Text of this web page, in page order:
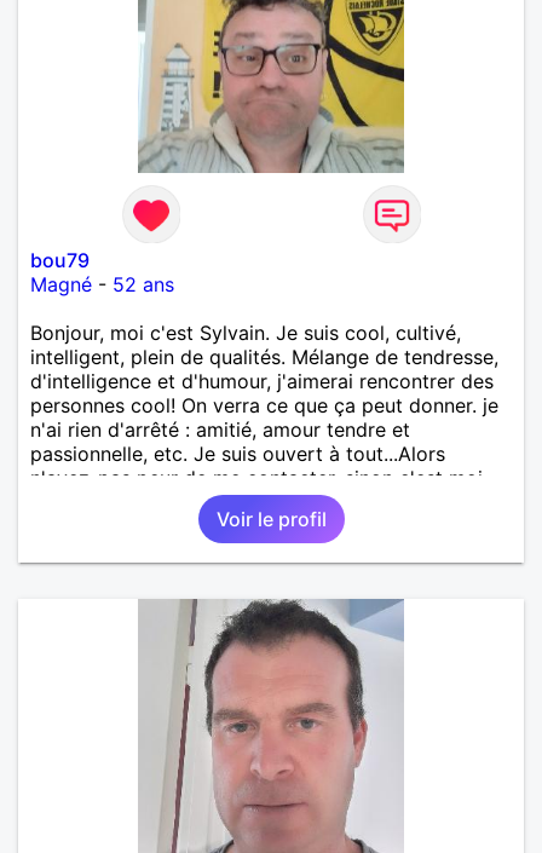
bou79
Magné - 52 ans
Bonjour, moi c'est Sylvain. Je suis cool, cultivé,
intelligent, plein de qualités. Mélange de tendresse,
d'intelligence et d'humour, j'aimerai rencontrer des
personnes cool! On verra ce que ça peut donner. je
n'ai rien d'arrêté : amitié, amour tendre et
passionnelle, etc. Je suis ouvert à tout...Alors
n'ayez-pas peur de me contacter, sinon c'est moi
qui le ferais!!!!!!!!!!!!! Ou peut-être pas! je suis
100000000000 vrai. Voir le profil